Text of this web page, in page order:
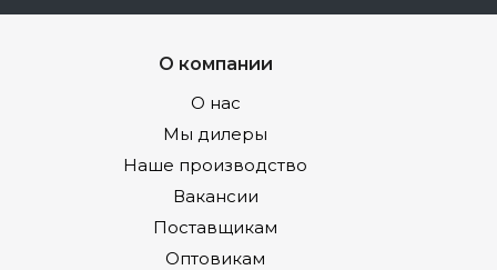
О компании
О нас
Мы дилеры
Наше производство
Вакансии
Поставщикам
Оптовикам